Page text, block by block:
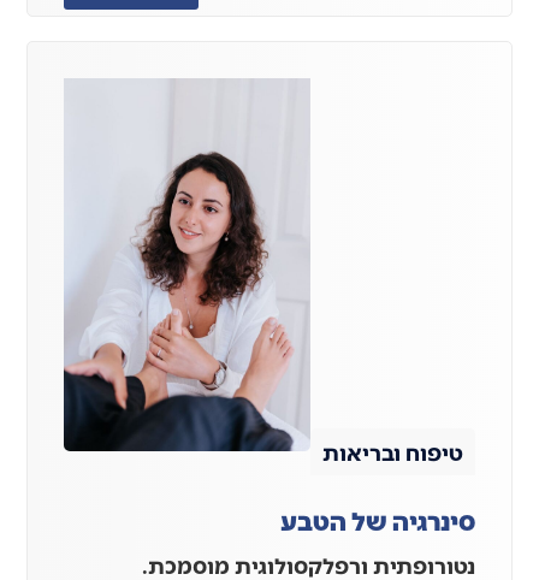
טיפוח ובריאות
סינרגיה של הטבע
נטורופתית ורפלקסולוגית מוסמכת.